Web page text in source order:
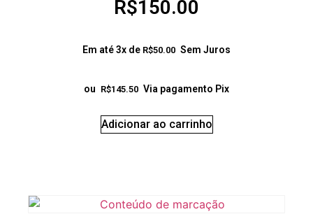
R$150.00
Em até 3x de R$50.00 Sem Juros
ou R$145.50 Via pagamento Pix
Adicionar ao carrinho